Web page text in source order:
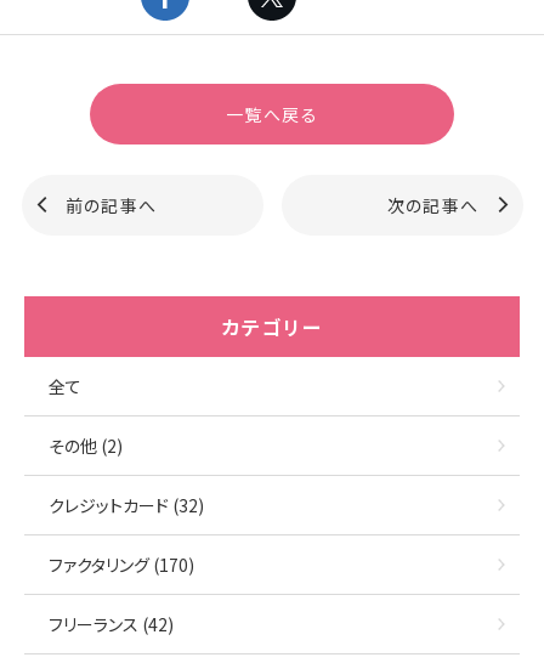
一覧へ戻る
前の記事へ 次の記事へ
カテゴリー
全て
その他 (2)
クレジットカード (32)
ファクタリング (170)
フリーランス (42)